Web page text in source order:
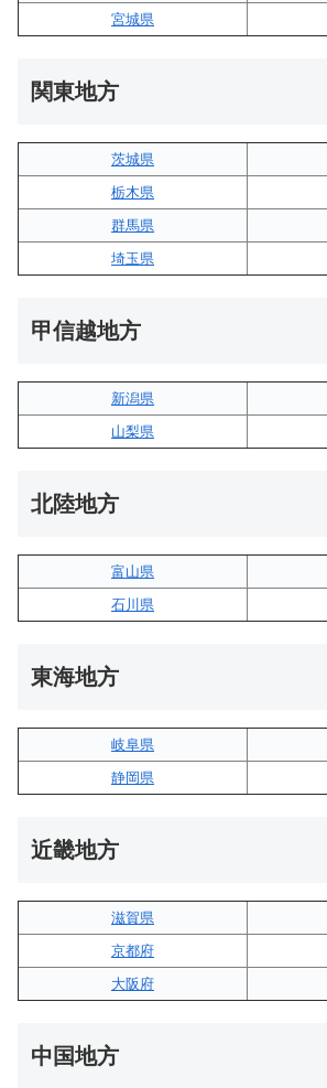
宮城県
関東地方
茨城県
栃木県
群馬県
埼玉県
甲信越地方
新潟県
山梨県
北陸地方
富山県
石川県
東海地方
岐阜県
静岡県
近畿地方
滋賀県
京都府
大阪府
中国地方